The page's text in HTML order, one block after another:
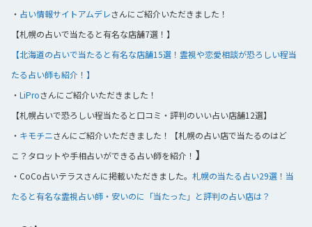
・ 占い情報サイトアムデレさんにご紹介いただきました！
【札幌の占いで当たると有名な店舗7選！】
【北海道の占いで当たると有名な店舗15選！霊視や恋愛相談が恐ろしい程当
たる占い師も紹介！】
・ LiProさんにご紹介いただきました！
【札幌占いで恐ろしい程当たると口コミ・評判のいい占い店舗12選】
・ キモチニさんにご紹介いただきました！【札幌の占い店で当たるのはど
こ？タロットや手相占いができる占い師を紹介！ 】
・CoCo占いテラスさんに掲載いただきました。 札幌の当たる占い29選！当
たると有名な霊視占い師・安いのに「当たった」と評判の占い店は？